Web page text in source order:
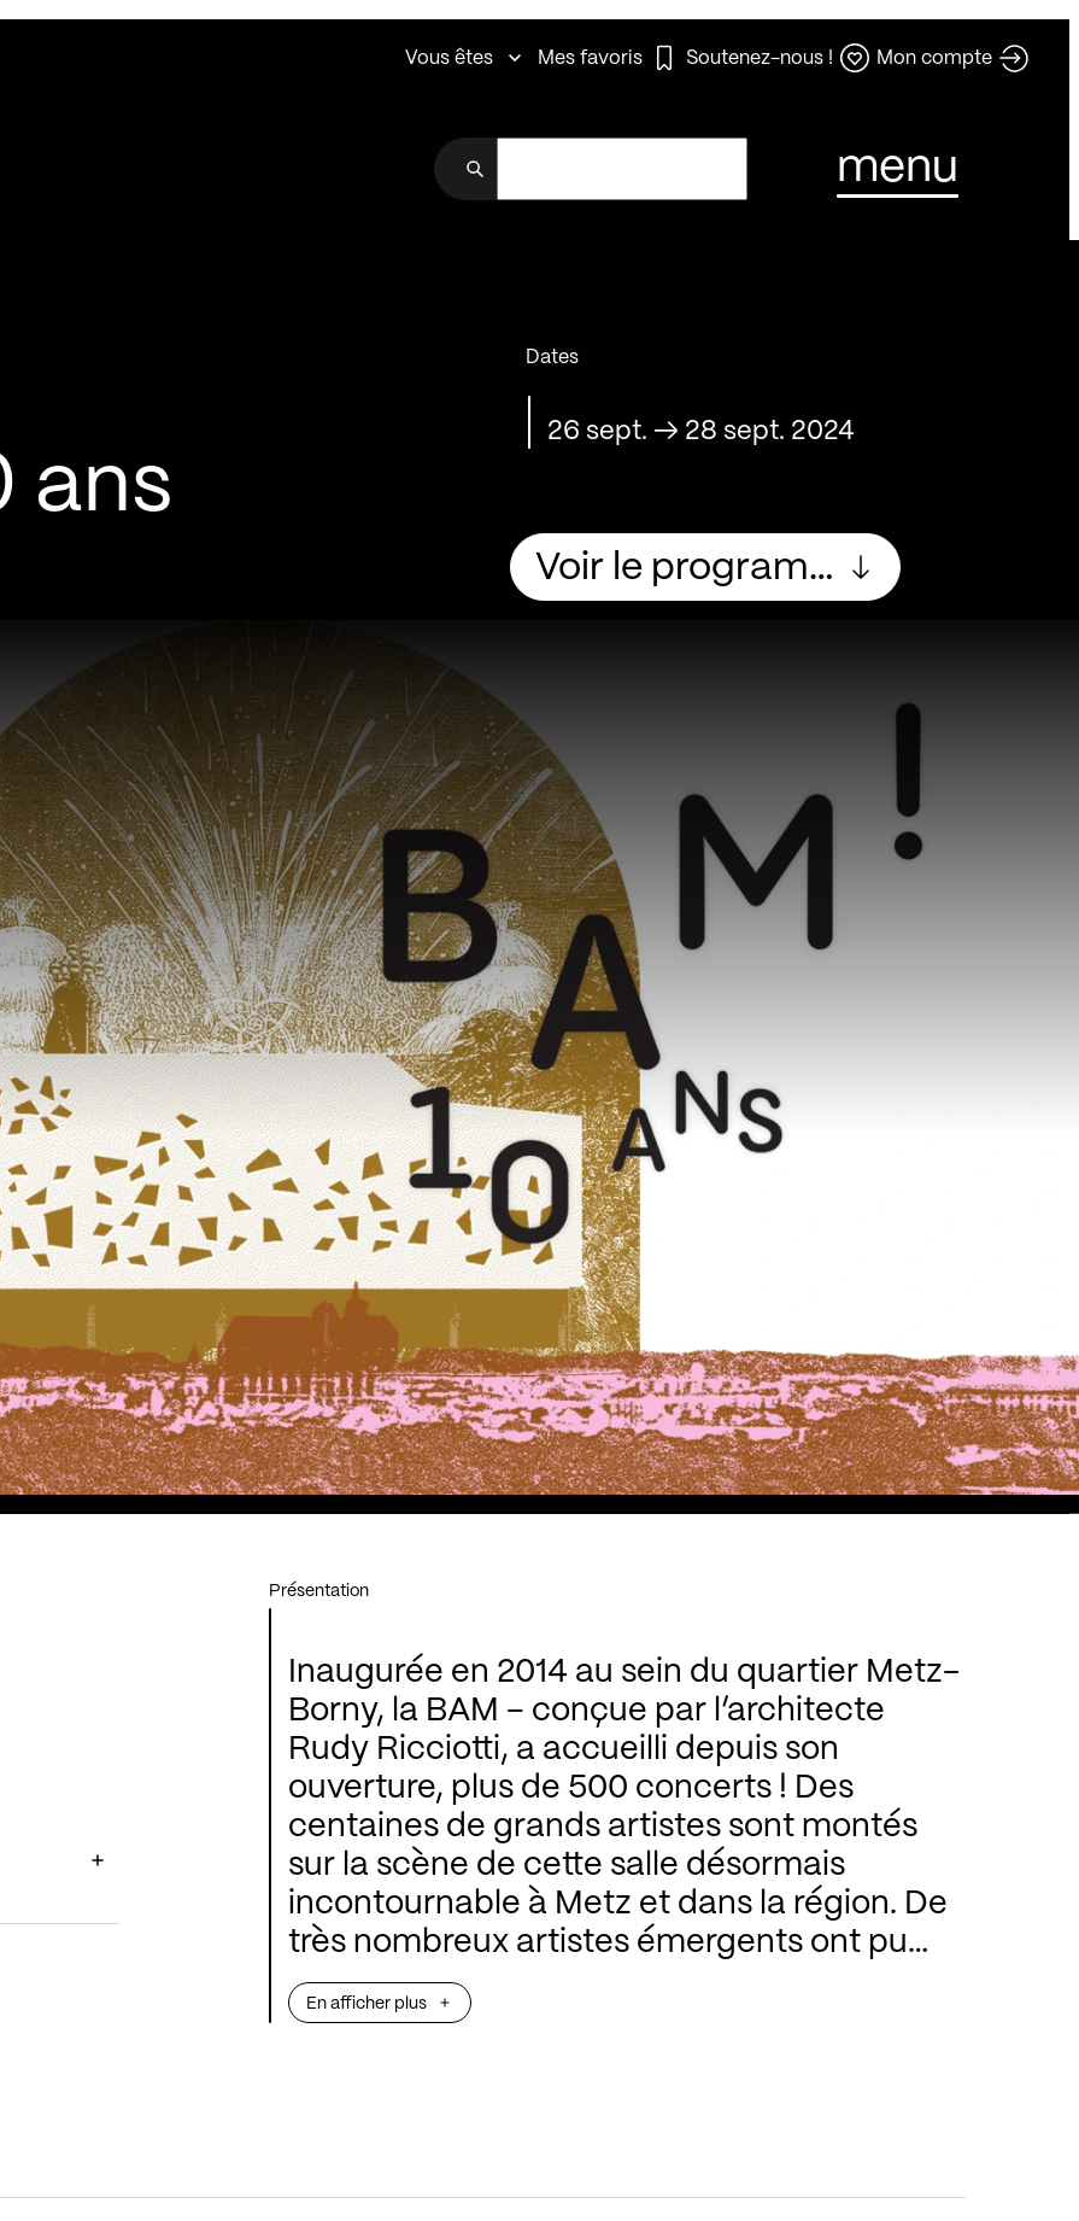
Vous êtes Mes favoris Soutenez-nous ! Mon compte
menu
ans
Dates
26 sept. → 28 sept. 2024
Voir le programme
Présentation
Inaugurée en 2014 au sein du quartier Metz-
Borny, la BAM – conçue par l’architecte
Rudy Ricciotti, a accueilli depuis son
ouverture, plus de 500 concerts ! Des
centaines de grands artistes sont montés
sur la scène de cette salle désormais
incontournable à Metz et dans la région. De
très nombreux artistes émergents ont pu
jouer dans des conditions professionnelles
en répétant dans ses studios. Les jeunes
En afficher plus